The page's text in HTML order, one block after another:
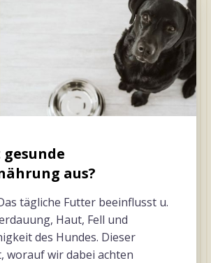
aus?
tägliche Futter beeinflusst u.
Haut, Fell und
des Hundes. Dieser
worauf wir dabei achten